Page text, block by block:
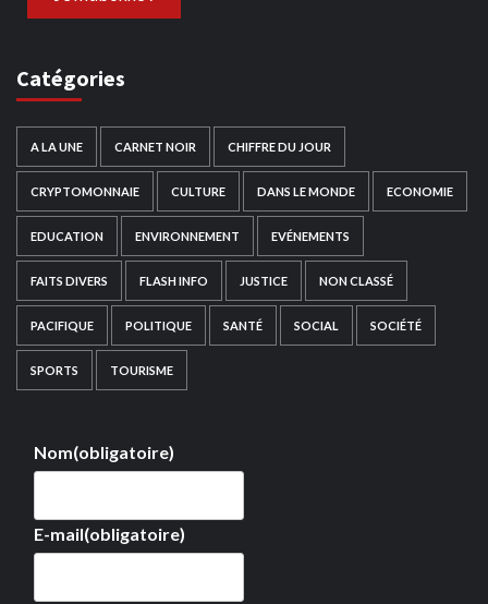
Catégories
A LA UNE CARNET NOIR CHIFFRE DU JOUR
CRYPTOMONNAIE CULTURE DANS LE MONDE ECONOMIE
EDUCATION ENVIRONNEMENT EVÉNEMENTS
FAITS DIVERS FLASH INFO JUSTICE NON CLASSÉ
PACIFIQUE POLITIQUE SANTÉ SOCIAL SOCIÉTÉ
SPORTS TOURISME
Nom(obligatoire)
E-mail(obligatoire)